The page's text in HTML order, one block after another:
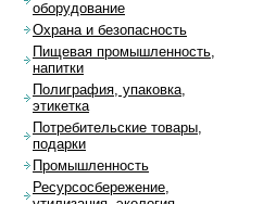
оборудование
Охрана и безопасность
Пищевая промышленность,
напитки
Полиграфия, упаковка,
этикетка
Потребительские товары,
подарки
Промышленность
Ресурсосбережение,